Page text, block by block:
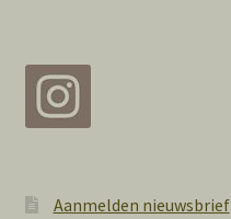
Aanmelden nieuwsbrief